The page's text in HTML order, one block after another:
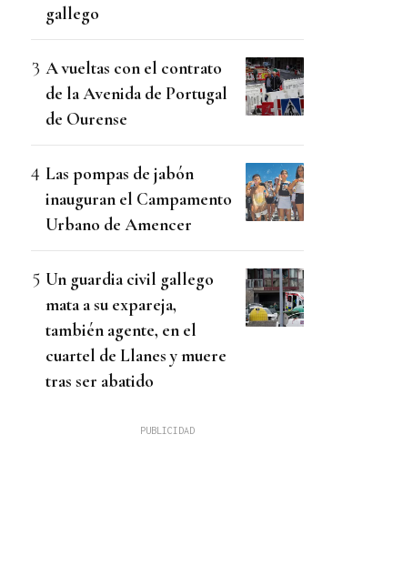
gallego
A vueltas con el contrato
de la Avenida de Portugal
de Ourense
Las pompas de jabón
inauguran el Campamento
Urbano de Amencer
Un guardia civil gallego
mata a su expareja,
también agente, en el
cuartel de Llanes y muere
tras ser abatido